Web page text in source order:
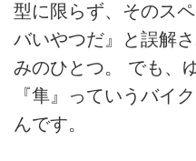
型に限らず、そのス
バいやつだ』と誤解
みのひとつ。 でも、
『隼』っていうバイ
んです。